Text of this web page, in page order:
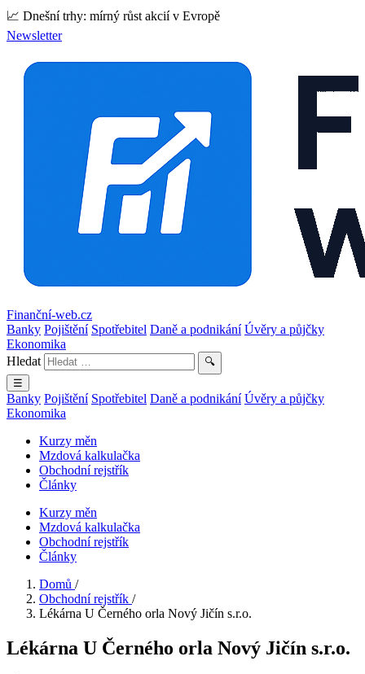
📈 Dnešní trhy: mírný růst akcií v Evropě
Newsletter
Finanční-web.cz
Banky Pojištění Spotřebitel Daně a podnikání Úvěry a půjčky
Ekonomika
Hledat
🔍
☰
Banky Pojištění Spotřebitel Daně a podnikání Úvěry a půjčky
Ekonomika
Kurzy měn
Mzdová kalkulačka
Obchodní rejstřík
Články
Kurzy měn
Mzdová kalkulačka
Obchodní rejstřík
Články
Domů /
Obchodní rejstřík /
Lékárna U Černého orla Nový Jičín s.r.o.
Lékárna U Černého orla Nový Jičín s.r.o.